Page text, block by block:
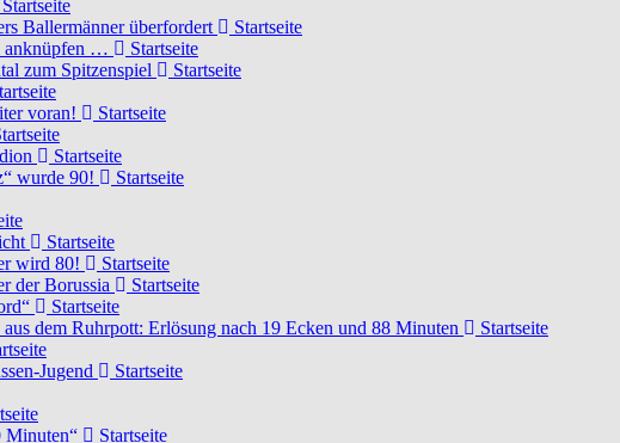
Startseite
Ballermänner überfordert
Startseite
anknüpfen …
Startseite
zum Spitzenspiel
Startseite
voran!
Startseite
Startseite
wurde 90!
Startseite
Startseite
wird 80!
Startseite
der Borussia
Startseite
Startseite
aus dem Ruhrpott: Erlösung nach 19 Ecken und 88 Minuten
Startseite
Jugend
Startseite
Minuten“
Startseite